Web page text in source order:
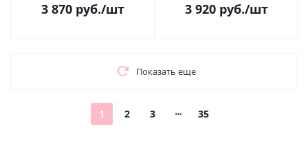
3 870руб./шт 3 920руб./шт
Показать еще
1 2 3 35